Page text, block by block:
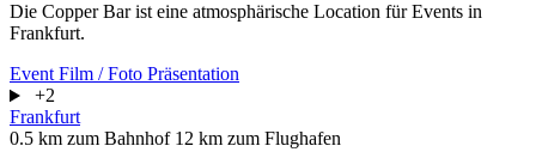
Die Copper Bar ist eine atmosphärische Location für Events in
Frankfurt.
Event Film / Foto Präsentation
+2
Frankfurt
0.5 km zum Bahnhof 12 km zum Flughafen